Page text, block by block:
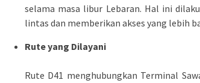
selama masa libur Lebaran. Hal ini
lintas dan memberikan akses yang lebih
Rute yang Dilayani
Rute D41 menghubungkan Terminal